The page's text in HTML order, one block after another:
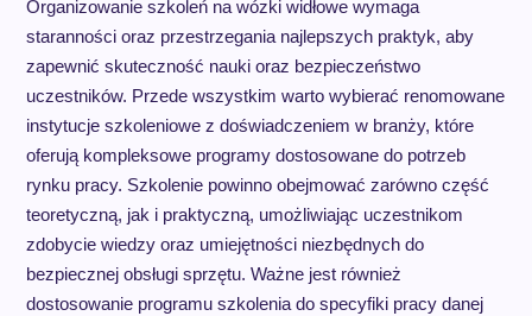
Organizowanie szkoleń na wózki widłowe wymaga
staranności oraz przestrzegania najlepszych praktyk, aby
zapewnić skuteczność nauki oraz bezpieczeństwo
uczestników. Przede wszystkim warto wybierać renomowane
instytucje szkoleniowe z doświadczeniem w branży, które
oferują kompleksowe programy dostosowane do potrzeb
rynku pracy. Szkolenie powinno obejmować zarówno część
teoretyczną, jak i praktyczną, umożliwiając uczestnikom
zdobycie wiedzy oraz umiejętności niezbędnych do
bezpiecznej obsługi sprzętu. Ważne jest również
dostosowanie programu szkolenia do specyfiki pracy danej